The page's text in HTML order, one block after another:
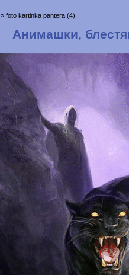
» foto kartinka pantera (4)
Анимашки,